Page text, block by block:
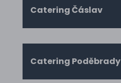
Catering Čáslav
Catering Poděbrady